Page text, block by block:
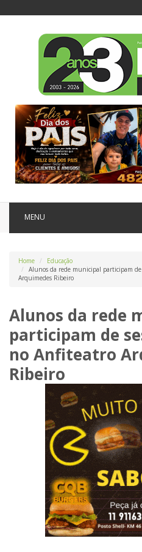
MENU
Home
Educação
Alunos da rede municipal participam
Arquimedes Ribeiro
Alunos da rede
participam de
no Anfiteatro
Ribeiro